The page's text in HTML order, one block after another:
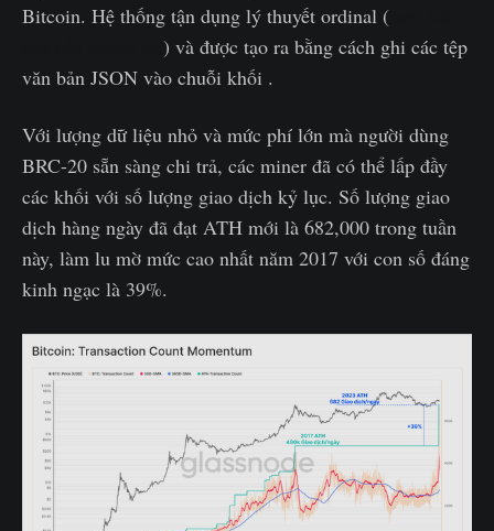
Bitcoin. Hệ thống tận dụng lý thuyết ordinal (
) và được tạo ra bằng cách ghi các tệp
văn bản JSON vào chuỗi khối .
Với lượng dữ liệu nhỏ và mức phí lớn mà người dùng
BRC-20 sẵn sàng chi trả, các miner đã có thể lấp đầy
các khối với số lượng giao dịch kỷ lục. Số lượng giao
dịch hàng ngày đã đạt ATH mới là 682,000 trong tuần
này, làm lu mờ mức cao nhất năm 2017 với con số đáng
kinh ngạc là 39%.